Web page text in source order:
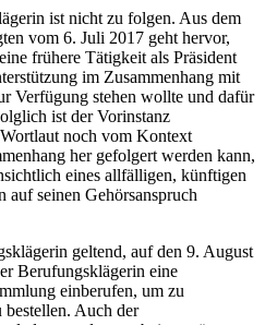
ist nicht zu folgen. Aus dem
vom 6. Juli 2017 geht hervor,
frühere Tätigkeit als Präsident
im Zusammenhang mit
Verfügung stehen wollte und dafür
ist der Vorinstanz
noch vom Kontext
her gefolgert werden kann,
eines allfälligen, künftigen
auf seinen Gehörsanspruch
geltend, auf den 9. August
Berufungsklägerin eine
einberufen, um zu
bestellen. Auch der